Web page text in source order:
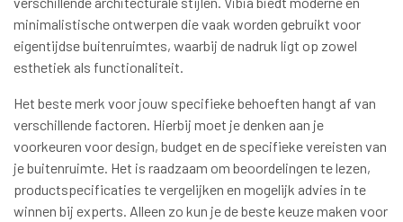
minimalistische ontwerpen die vaak worden gebruikt voor
eigentijdse buitenruimtes, waarbij de nadruk ligt op zowel
esthetiek als functionaliteit.
Het beste merk voor jouw specifieke behoeften hangt af van
verschillende factoren. Hierbij moet je denken aan je
voorkeuren voor design, budget en de specifieke vereisten van
je buitenruimte. Het is raadzaam om beoordelingen te lezen,
productspecificaties te vergelijken en mogelijk advies in te
winnen bij experts. Alleen zo kun je de beste keuze maken voor